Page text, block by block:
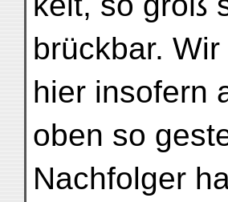
brückbar.
hier insofern
oben so
Nachfolger